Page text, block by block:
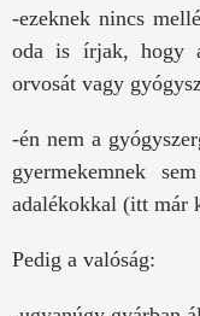
-ezeknek nincs
oda is írjak, hogy
orvosát vagy
-én nem a
gyermekemnek
adalékokkal (itt már
Pedig a valóság: